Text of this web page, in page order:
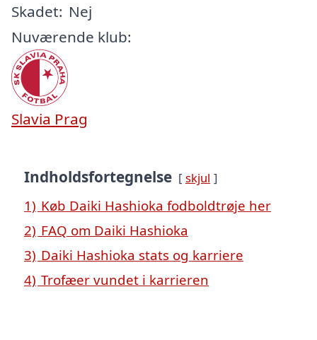
Skadet: Nej
Nuværende klub:
Slavia Prag
Indholdsfortegnelse skjul
1) Køb Daiki Hashioka fodboldtrøje her
2) FAQ om Daiki Hashioka
3) Daiki Hashioka stats og karriere
4) Trofæer vundet i karrieren